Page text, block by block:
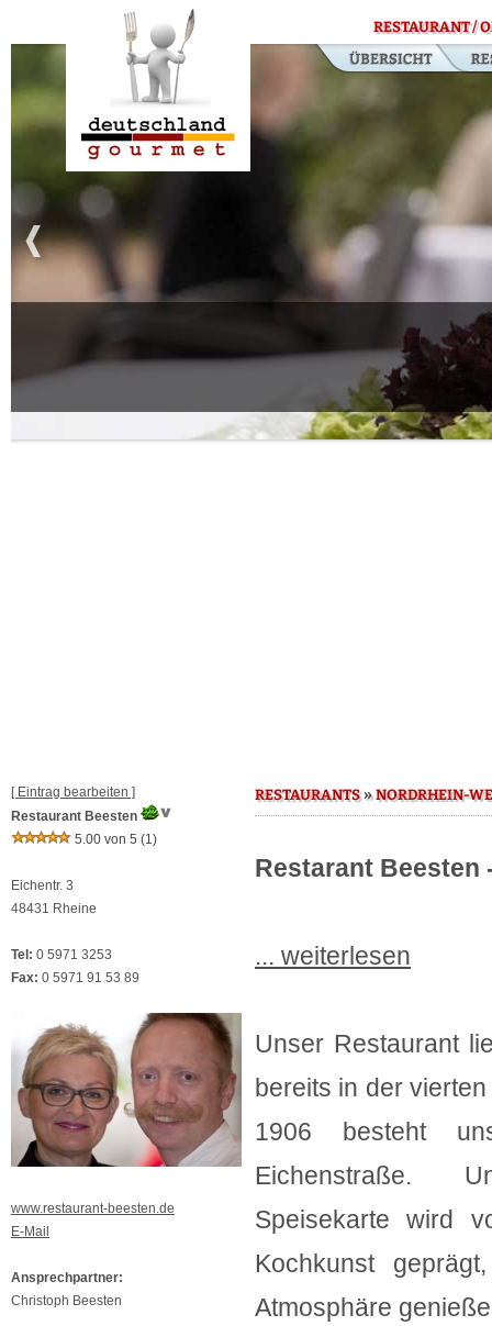
RESTAURANT /
[ Eintrag bearbeiten ]
Restaurant Beesten
5.00 von 5 (1)
Eichentr. 3
48431 Rheine
Tel: 0 5971 3253
Fax: 0 5971 91 53 89
www.restaurant-beesten.de
E-Mail
Ansprechpartner:
Christoph Beesten
RESTAURANTS»NORDRHEIN-
Restarant Beesten
... weiterlesen
Unser Restaurant
bereits in der
1906 besteht
Eichenstraße.
Speisekarte wird
Kochkunst
Atmosphäre